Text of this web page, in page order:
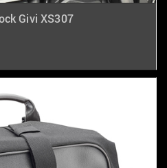
Givi XS307